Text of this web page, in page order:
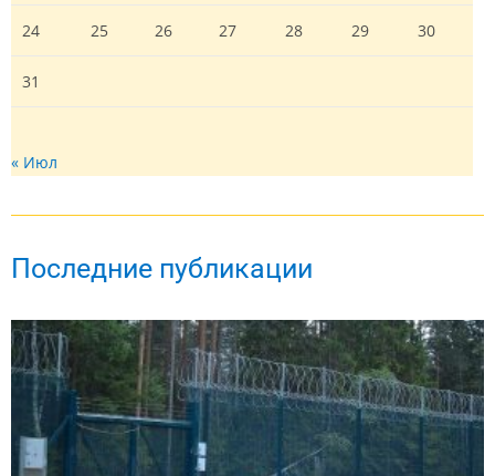
24 25 26 27 28 29 30
31
« Июл
Последние публикации